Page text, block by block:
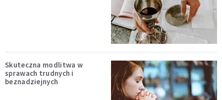
Skuteczna modlitwa w
sprawach trudnych i
beznadziejnych